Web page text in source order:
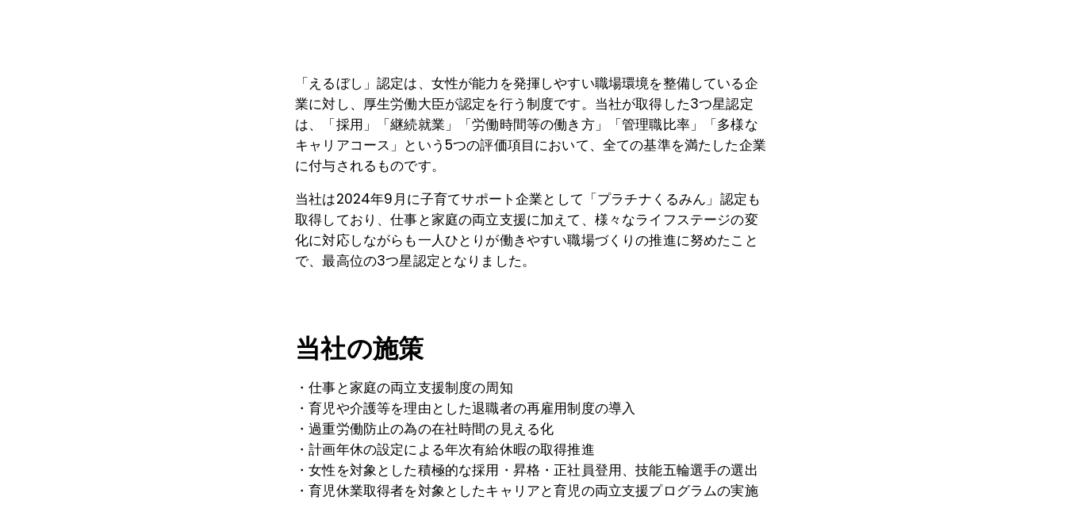
「えるぼし」認定は、女性が能力を発揮しやすい職場環境を整備している企
業に対し、厚生労働大臣が認定を行う制度です。当社が取得した3つ星認定
は、「採用」「継続就業」「労働時間等の働き方」「管理職比率」「多様な
キャリアコース」という5つの評価項目において、全ての基準を満たした企業
に付与されるものです。
当社は2024年9月に子育てサポート企業として「プラチナくるみん」認定も
取得しており、仕事と家庭の両立支援に加えて、様々なライフステージの変
化に対応しながらも一人ひとりが働きやすい職場づくりの推進に努めたこと
で、最高位の3つ星認定となりました。
当社の施策
・仕事と家庭の両立支援制度の周知
・育児や介護等を理由とした退職者の再雇用制度の導入
・過重労働防止の為の在社時間の見える化
・計画年休の設定による年次有給休暇の取得推進
・女性を対象とした積極的な採用・昇格・正社員登用、技能五輪選手の選出
・育児休業取得者を対象としたキャリアと育児の両立支援プログラムの実施